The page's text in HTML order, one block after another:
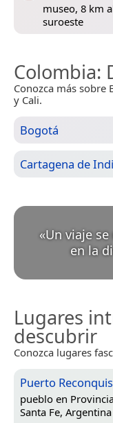
museo, 8 km
suroeste
Colombia:
Conozca más sobre
y Cali.
Bogotá
Cartagena de
«Un viaje
en la
Lugares
descubrir
Conozca lugares
Puerto
pueblo en
Santa Fe, Argentina